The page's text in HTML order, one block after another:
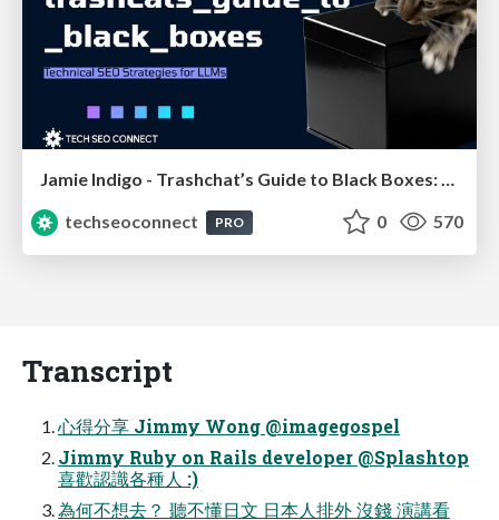
Jamie Indigo - Trashchat’s Guide to Black Boxes: Technical SEO Tactics for LLMs
techseoconnect
PRO 0 570
Transcript
心得分享 Jimmy Wong @imagegospel
Jimmy Ruby on Rails developer @Splashtop
喜歡認識各種人 :)
為何不想去？ 聽不懂日文 日本人排外 沒錢 演講看